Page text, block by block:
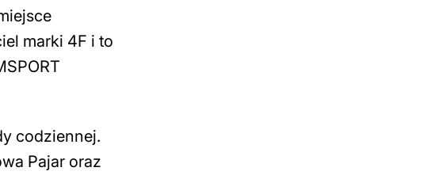
marki 4F i to
codziennej.
Pajar oraz